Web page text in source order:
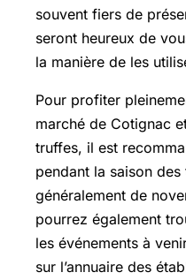
souvent fiers de
seront heureux de
la manière de les
Pour profiter
marché de Cotignac
truffes, il est
pendant la saison
généralement de
pourrez également
les événements à
sur l’annuaire des